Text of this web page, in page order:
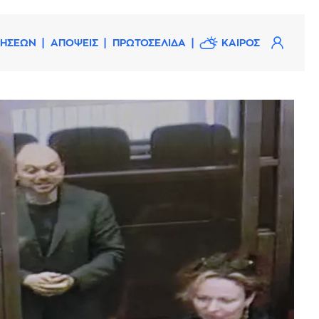
ΑΠΟΨΕΙΣ ΠΡΩΤΟΣΕΛΙΔΑ ΚΑΙΡΟΣ